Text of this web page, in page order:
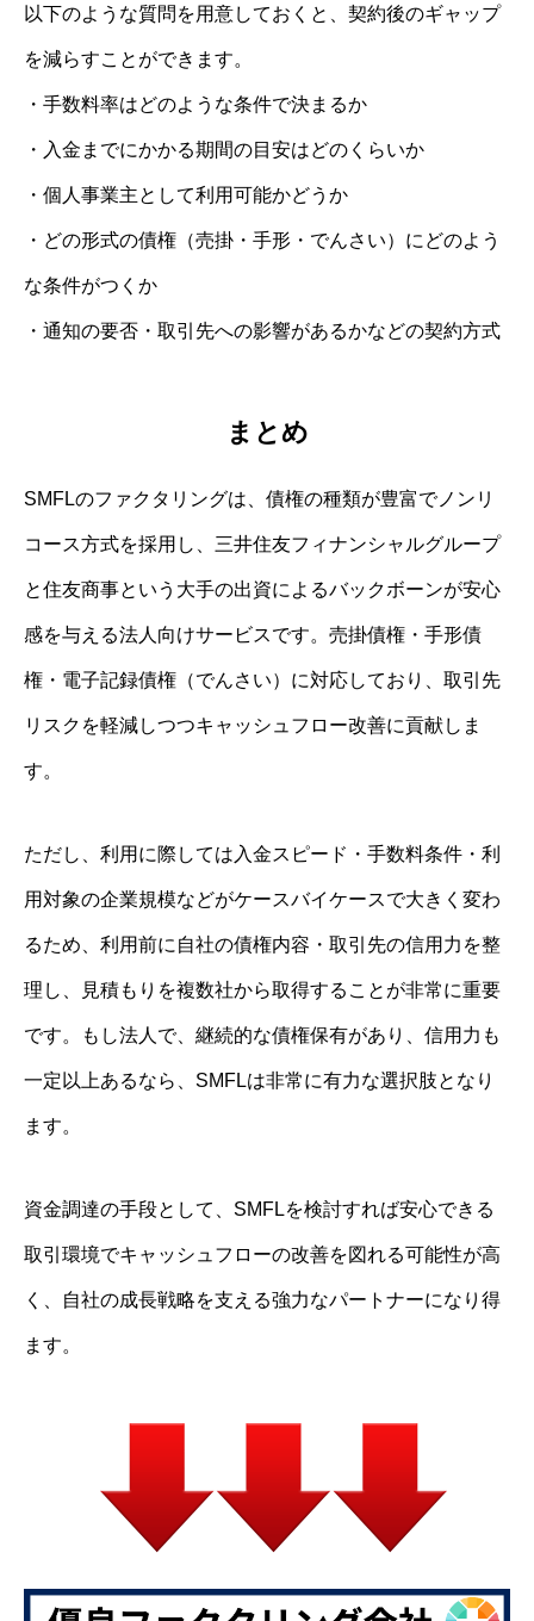
以下のような質問を用意しておくと、契約後のギャップ
を減らすことができます。
・手数料率はどのような条件で決まるか
・入金までにかかる期間の目安はどのくらいか
・個人事業主として利用可能かどうか
・どの形式の債権（売掛・手形・でんさい）にどのよう
な条件がつくか
・通知の要否・取引先への影響があるかなどの契約方式
まとめ
SMFLのファクタリングは、債権の種類が豊富でノンリ
コース方式を採用し、三井住友フィナンシャルグループ
と住友商事という大手の出資によるバックボーンが安心
感を与える法人向けサービスです。売掛債権・手形債
権・電子記録債権（でんさい）に対応しており、取引先
リスクを軽減しつつキャッシュフロー改善に貢献しま
す。
ただし、利用に際しては入金スピード・手数料条件・利
用対象の企業規模などがケースバイケースで大きく変わ
るため、利用前に自社の債権内容・取引先の信用力を整
理し、見積もりを複数社から取得することが非常に重要
です。もし法人で、継続的な債権保有があり、信用力も
一定以上あるなら、SMFLは非常に有力な選択肢となり
ます。
資金調達の手段として、SMFLを検討すれば安心できる
取引環境でキャッシュフローの改善を図れる可能性が高
く、自社の成長戦略を支える強力なパートナーになり得
ます。